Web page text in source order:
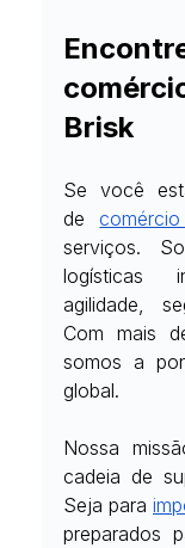
Brisk
Se você
de
serviços.
logísticas
agilidade,
Com mais
somos a
global.
Nossa
cadeia de
Seja para
preparados